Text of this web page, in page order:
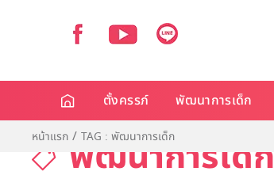
ตั้งครรภ์ พัฒนาการเด็ก
หน้าแรก TAG : พัฒนาการเด็ก
พัฒนาการเด็ก